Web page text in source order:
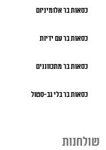
כסאות בר אלומיניום
כסאות בר עם ידיות
כסאות בר מתכווננים
כסאות בר בלי גב-סטול
שולחנות